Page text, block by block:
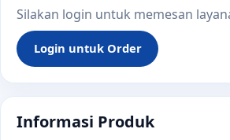
Silakan login untuk memesan
Login untuk Order
Informasi Produk